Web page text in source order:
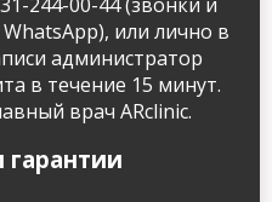
или лично в
администратор
в течение 15 минут.
врач ARclinic.
гарантии